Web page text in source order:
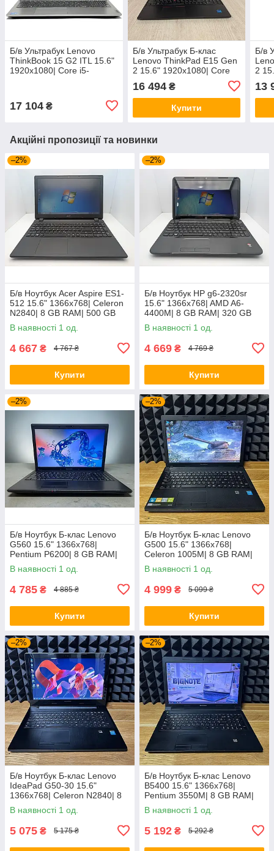
Б/в Ультрабук Lenovo
ThinkBook 15 G2 ITL 15.6"
1920x1080| Core i5-
17 104 ₴
Б/в Ультрабук Б-клас
Lenovo ThinkPad E15 Gen
2 15.6" 1920x1080| Core
i5-1135G7| 8 GB RAM| 256
GB SSD| Iris Xe
16 494₴
Купити
Б/в
2
256
13
Акційні пропозиції та новинки
–2%
Б/в Ноутбук Acer Aspire ES1-
512 15.6" 1366x768| Celeron
N2840| 8 GB RAM| 500 GB
HDD| HD
В наявності 1 од.
4 667 ₴ 4 767 ₴
Купити
–2%
Б/в Ноутбук HP g6-2320sr
15.6" 1366x768| AMD A6-
4400M| 8 GB RAM| 320 GB
HDD| Radeon HD 7520G
В наявності 1 од.
4 669 ₴ 4 769 ₴
Купити
–2%
Б/в Ноутбук Б-клас Lenovo
G560 15.6" 1366x768|
Pentium P6200| 8 GB RAM|
120 GB SSD| HD
В наявності 1 од.
4 785 ₴ 4 885 ₴
Купити
–2%
Б/в Ноутбук Б-клас Lenovo
G500 15.6" 1366x768|
Celeron 1005M| 8 GB RAM|
128 GB SSD| HD
В наявності 1 од.
4 999 ₴ 5 099 ₴
Купити
–2%
Б/в Ноутбук Б-клас Lenovo
IdeaPad G50-30 15.6"
1366x768| Celeron N2840| 8
GB RAM| 128 GB SSD| HD
В наявності 1 од.
5 075 ₴ 5 175 ₴
–2%
Б/в Ноутбук Б-клас Lenovo
B5400 15.6" 1366x768|
Pentium 3550M| 8 GB RAM|
128 GB SSD| HD
В наявності 1 од.
5 192 ₴ 5 292 ₴